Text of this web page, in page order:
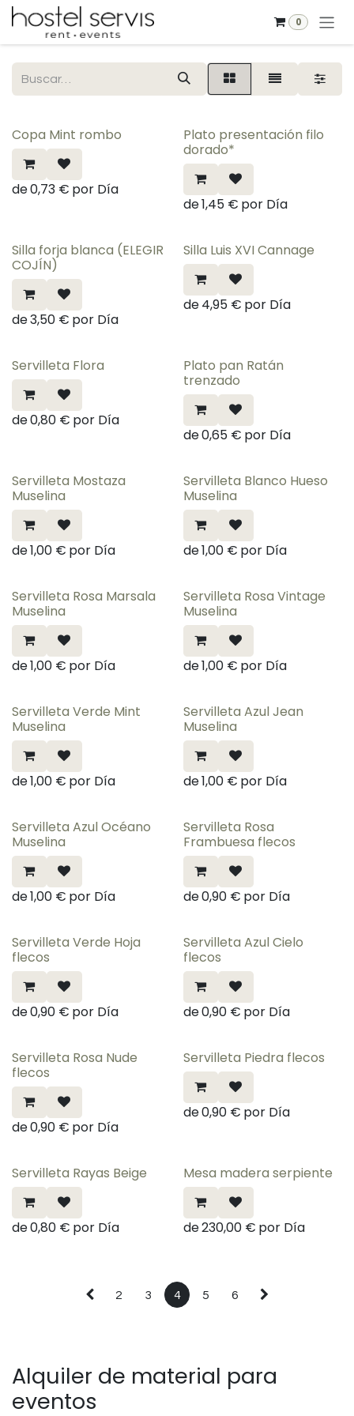
Ir al contenido
0
Copa Mint rombo
de0,73 € por Día
Plato presentación filo
dorado*
de1,45€ por Día
Silla forja blanca (ELEGIR
COJÍN)
de3,50 € por Día
Silla Luis XVI Cannage
de4,95€ por Día
¡Nuevo!
Servilleta Flora
de0,80 € por Día
Plato pan Ratán
trenzado
de0,65€ por Día
Servilleta Mostaza
Muselina
de1,00 € por Día
Servilleta Blanco Hueso
Muselina
de1,00€ por Día
Servilleta Rosa Marsala
Muselina
de1,00 € por Día
Servilleta Rosa Vintage
Muselina
de1,00€ por Día
Servilleta Verde Mint
Muselina
de1,00 € por Día
Servilleta Azul Jean
Muselina
de1,00€ por Día
Servilleta Azul Océano
Muselina
de1,00 € por Día
Servilleta Rosa
Frambuesa flecos
de0,90€ por Día
Servilleta Verde Hoja
flecos
de0,90 € por Día
Servilleta Azul Cielo
flecos
de0,90€ por Día
Servilleta Rosa Nude
flecos
de0,90 € por Día
Servilleta Piedra flecos
de0,90€ por Día
¡Nuevo!
Servilleta Rayas Beige
de0,80 € por Día
Mesa madera serpiente
de230,00€ por Día
2 3 4 5 6
Alquiler de material para
eventos